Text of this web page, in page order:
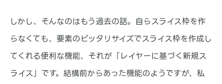
しかし、そんなのはもう過去の話。自らスライス枠を作
らなくても、要素のピッタリサイズでスライス枠を作成し
てくれる便利な機能、それが「レイヤーに基づく新規ス
ライス」です。結構前からあった機能のようですが、私